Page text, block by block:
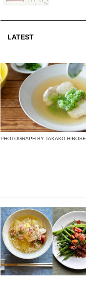
LATEST
PHOTOGRAPH BY TAKAKO HIROSE